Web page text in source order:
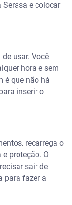
Serasa e colocar
usar. Você
hora e sem
é que não há
inserir o
recarrega o
proteção. O
sair de
para fazer a